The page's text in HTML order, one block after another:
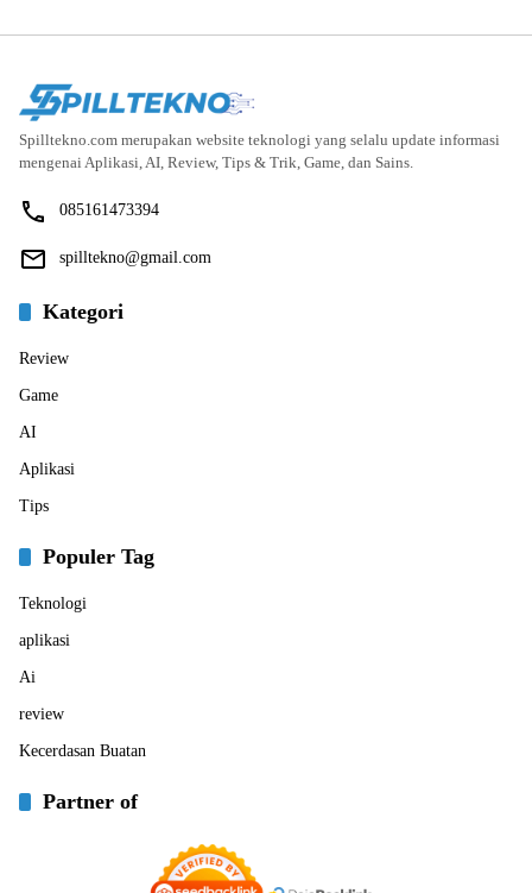
Spilltekno.com merupakan website teknologi yang selalu update informasi
mengenai Aplikasi, AI, Review, Tips & Trik, Game, dan Sains.
085161473394
spilltekno@gmail.com
Kategori
Review
Game
AI
Aplikasi
Tips
Populer Tag
Teknologi
aplikasi
Ai
review
Kecerdasan Buatan
Partner of